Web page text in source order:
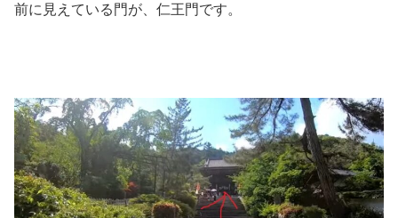
前に見えている門が、仁王門です。